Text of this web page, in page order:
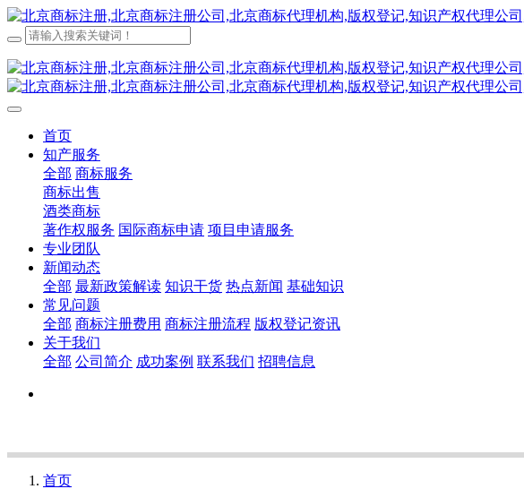
首页
知产服务
全部 商标服务
商标出售
酒类商标
著作权服务 国际商标申请 项目申请服务
专业团队
新闻动态
全部 最新政策解读 知识干货 热点新闻 基础知识
常见问题
全部 商标注册费用 商标注册流程 版权登记资讯
关于我们
全部 公司简介 成功案例 联系我们 招聘信息
首页